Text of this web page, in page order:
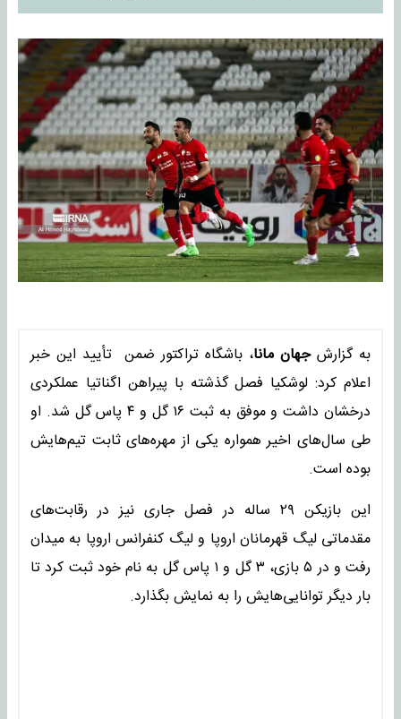
به گزارشجهان مانا، باشگاه تراکتور ضمن تأیید این خبر
اعلام کرد: لوشکیا فصل گذشته با پیراهن اگناتیا عملکردی
درخشان داشت و موفق به ثبت ۱۶ گل و ۴ پاس گل شد. او
طی سال‌های اخیر همواره یکی از مهره‌های ثابت تیم‌هایش
بوده است.
این بازیکن ۲۹ ساله در فصل جاری نیز در رقابت‌های
مقدماتی لیگ قهرمانان اروپا و لیگ کنفرانس اروپا به میدان
رفت و در ۵ بازی، ۳ گل و ۱ پاس گل به نام خود ثبت کرد تا
بار دیگر توانایی‌هایش را به نمایش بگذارد.